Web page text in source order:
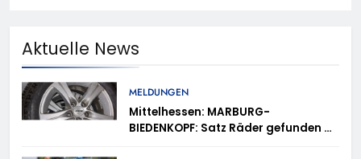
Aktuelle News
MELDUNGEN
Mittelhessen: MARBURG-
BIEDENKOPF: Satz Räder gefunden –